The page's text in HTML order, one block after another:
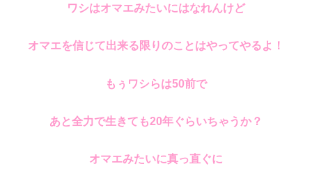
ワシはオマエみたいにはなれんけど
オマエを信じて出来る限りのことはやってやるよ！
もぅワシらは50前で
あと全力で生きても20年ぐらいちゃうか？
オマエみたいに真っ直ぐに